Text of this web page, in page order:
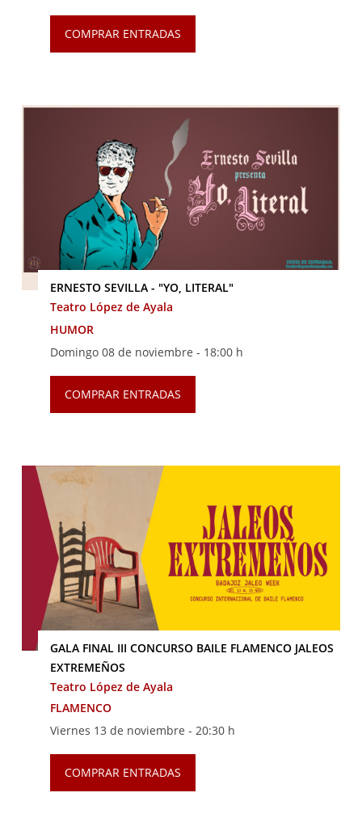
COMPRAR ENTRADAS
ERNESTO SEVILLA - "YO, LITERAL"
Teatro López de Ayala
HUMOR
Domingo 08 de noviembre - 18:00 h
COMPRAR ENTRADAS
GALA FINAL III CONCURSO BAILE FLAMENCO JALEOS
EXTREMEÑOS
Teatro López de Ayala
FLAMENCO
Viernes 13 de noviembre - 20:30 h
COMPRAR ENTRADAS